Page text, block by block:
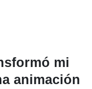
de
para